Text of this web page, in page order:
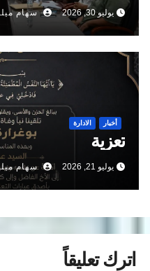
يوليو 30, 2026 سهام ميلود
أخبار الادارة
تعزية
يوليو 21, 2026 سهام ميلود
اترك تعليقاً